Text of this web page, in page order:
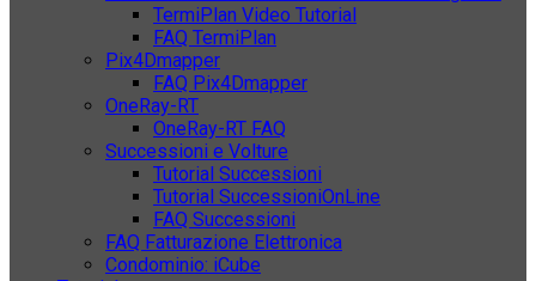
TermiPlan Video Tutorial
FAQ TermiPlan
Pix4Dmapper
FAQ Pix4Dmapper
OneRay-RT
OneRay-RT FAQ
Successioni e Volture
Tutorial Successioni
Tutorial SuccessioniOnLine
FAQ Successioni
FAQ Fatturazione Elettronica
Condominio: iCube